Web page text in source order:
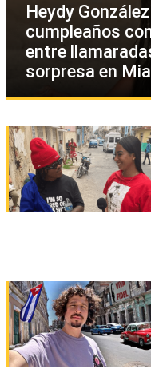
Heydy
cumpleaños
entre
sorpresa en